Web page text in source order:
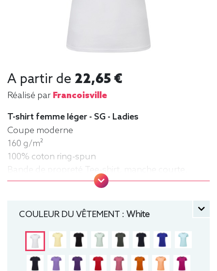
A partir de 22,65 €
Réalisé par Francoisville
T-shirt femme léger - SG - Ladies
Coupe moderne
160 g/m²
100% coton ring-spun
Bande de propreté Tee-shirt, manche courte,
Léger, Femme, Col rond
COULEUR DU VÊTEMENT : White